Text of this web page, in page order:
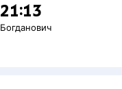
21:13
Богданович